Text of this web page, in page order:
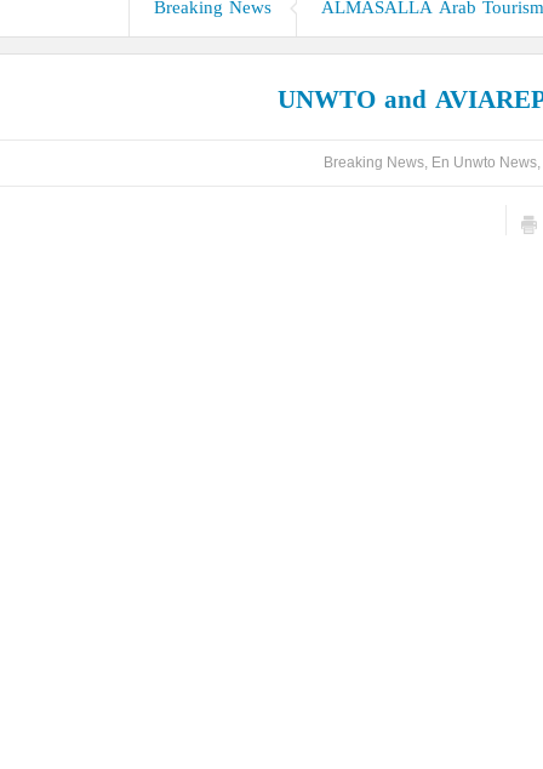
العمالة وديمقراطية الدم في السودان .. بقلم الصحفي الكبير محمد عبد القادر
ALMASALLA Arab
Breaking News
UNWTO and
Breaking News, En Unwto News,